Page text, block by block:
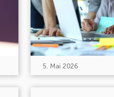
5. Mai 2026